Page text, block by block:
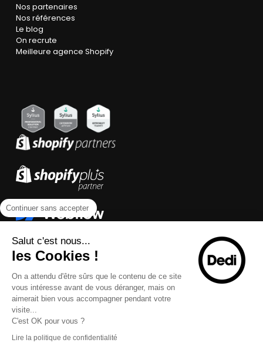
Nos partenaires
Nos références
Le blog
On recrute
Meilleure agence Shopify
Continuer sans accepter
Salut c'est nous...
les Cookies !
On a attendu d'être sûrs que le contenu de ce site
vous intéresse avant de vous déranger, mais on
aimerait bien vous accompagner pendant votre
visite...
C'est OK pour vous ?
Lire la politique de confidentialité